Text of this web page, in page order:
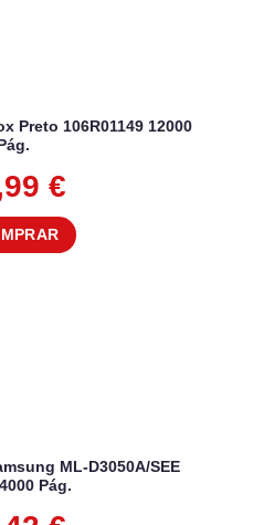
Preto 106R01149 12000
€
ML-D3050A/SEE
Pág.